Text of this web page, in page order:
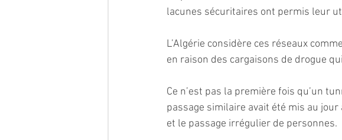
lacunes sécuritaires ont permis leur
L’Algérie considère ces réseaux
en raison des cargaisons de drogue
Ce n’est pas la première fois qu’un
passage similaire avait été mis au
et le passage irrégulier de personnes.